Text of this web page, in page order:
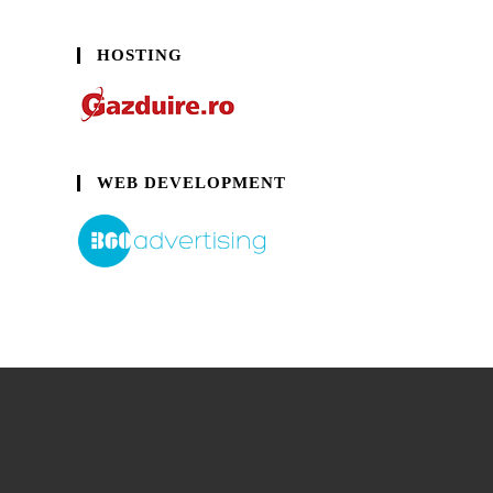
HOSTING
WEB DEVELOPMENT